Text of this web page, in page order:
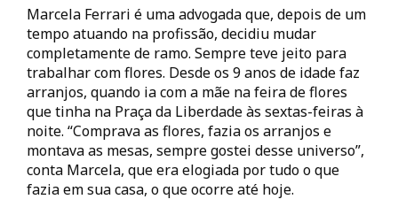
Marcela Ferrari é uma advogada que, depois de um
tempo atuando na profissão, decidiu mudar
completamente de ramo. Sempre teve jeito para
trabalhar com flores. Desde os 9 anos de idade faz
arranjos, quando ia com a mãe na feira de flores
que tinha na Praça da Liberdade às sextas-feiras à
noite. “Comprava as flores, fazia os arranjos e
montava as mesas, sempre gostei desse universo”,
conta Marcela, que era elogiada por tudo o que
fazia em sua casa, o que ocorre até hoje.